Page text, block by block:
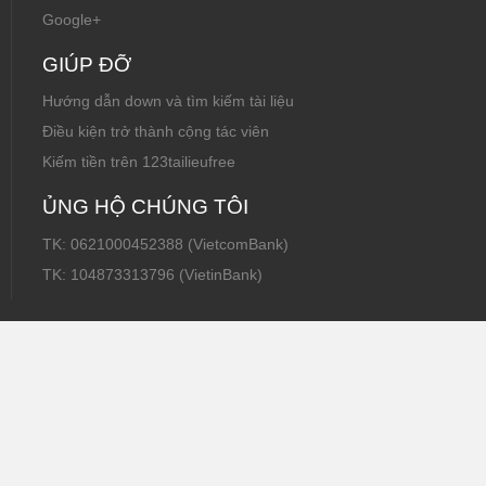
Google+
GIÚP ĐỠ
Hướng dẫn down và tìm kiếm tài liệu
Điều kiện trở thành cộng tác viên
Kiếm tiền trên 123tailieufree
ỦNG HỘ CHÚNG TÔI
TK: 0621000452388 (VietcomBank)
TK: 104873313796 (VietinBank)